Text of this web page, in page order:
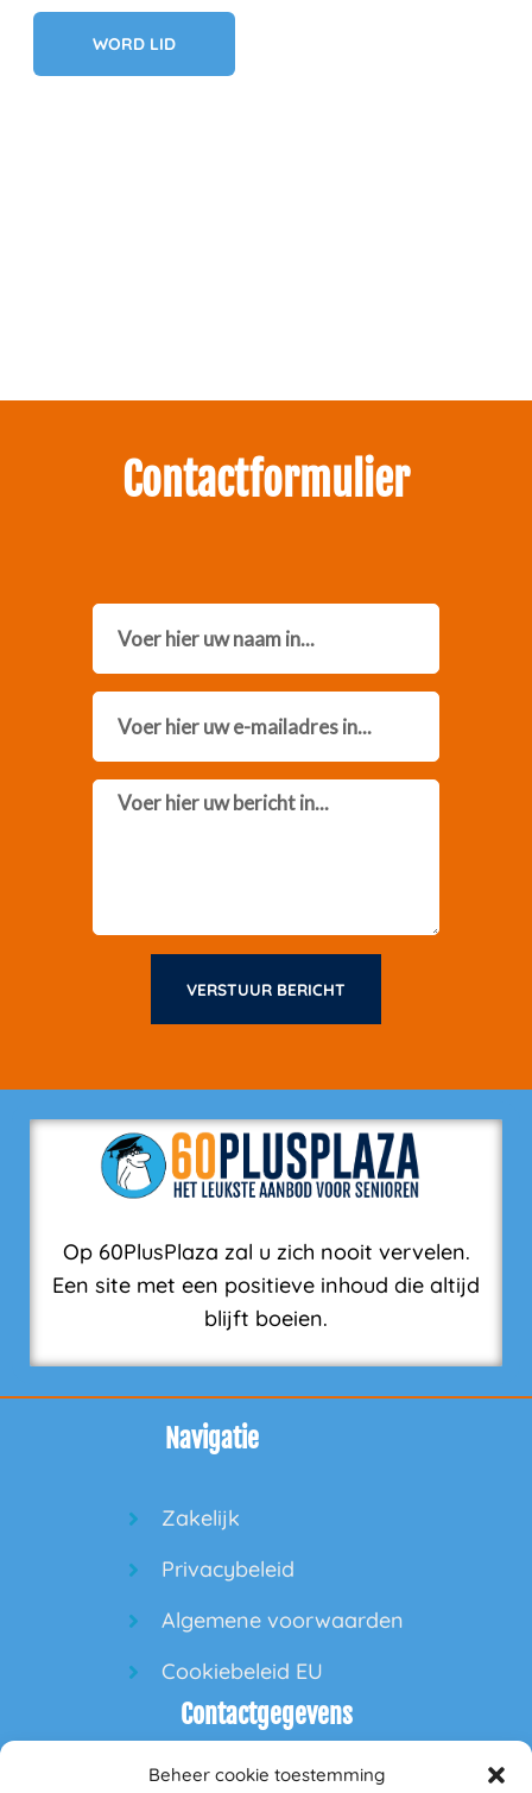
Beheer cookie toestemming
Geen val
Contactformulier
Message
VERSTUUR BERICHT
Op 60PlusPlaza zal u zich nooit vervelen.
Een site met een positieve inhoud die altijd
blijft boeien.
Navigatie
Zakelijk
Privacybeleid
Algemene voorwaarden
Cookiebeleid EU
Contactgegevens